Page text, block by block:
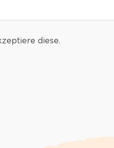
diese.